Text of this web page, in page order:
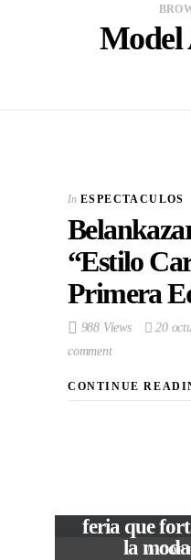
Model
In ESPECTACULOS
“Estilo
Primera
988 Views 20
comment
CONTINUE
In
feria que
la